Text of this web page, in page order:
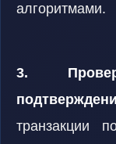
алгоритмами.
3.
транзакции